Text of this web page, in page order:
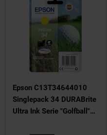
Epson C13T34644010
Singlepack 34 DURABrite
Ultra Ink Serie "Golfball"